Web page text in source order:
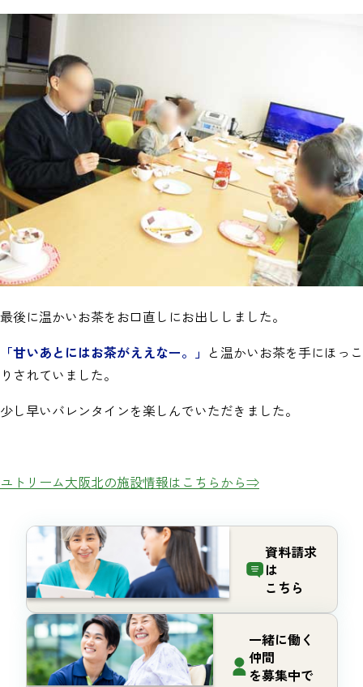
最後に温かいお茶をお口直しにお出ししました。
「甘いあとにはお茶がええなー。」 と温かいお茶を手にほっこ
りされていました。
少し早いバレンタインを楽しんでいただきました。
ユトリーム大阪北の施設情報はこちらから⇒
資料請求
は
こちら
一緒に働く
仲間
を募集中で